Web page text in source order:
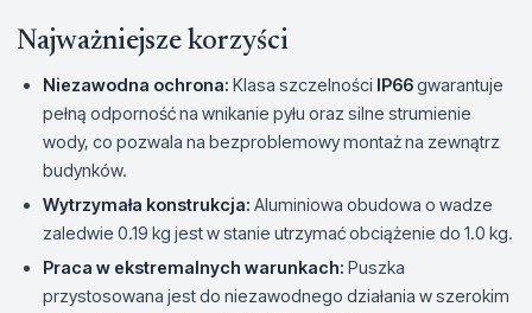
Najważniejsze korzyści
Niezawodna ochrona: Klasa szczelności IP66gwarantuje
pełną odporność na wnikanie pyłu oraz silne strumienie
wody, co pozwala na bezproblemowy montaż na zewnątrz
budynków.
Wytrzymała konstrukcja: Aluminiowa obudowa o wadze
zaledwie 0.19 kg jest w stanie utrzymać obciążenie do 1.0 kg.
Praca w ekstremalnych warunkach: Puszka
przystosowana jest do niezawodnego działania w szerokim